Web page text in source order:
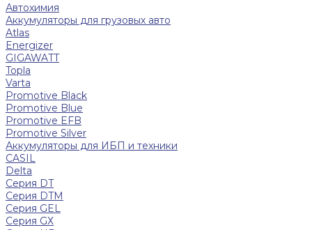
Автохимия
Аккумуляторы для грузовых авто
Atlas
Energizer
GIGAWATT
Topla
Varta
Promotive Black
Promotive Blue
Promotive EFB
Promotive Silver
Аккумуляторы для ИБП и техники
CASIL
Delta
Серия DT
Серия DTM
Серия GEL
Серия GХ